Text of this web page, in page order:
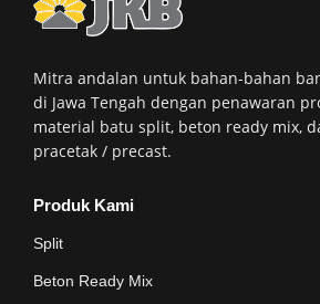
Mitra andalan untuk bahan-bahan
di Jawa Tengah dengan penawaran
material batu split, beton ready mix,
pracetak / precast.
Produk Kami
Split
Beton Ready Mix